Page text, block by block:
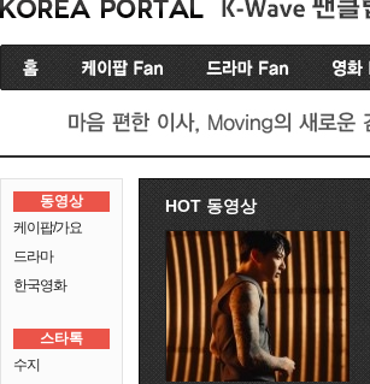
동영상
케이팝/가요
드라마
한국영화
스타톡
수지
HOT 동영상